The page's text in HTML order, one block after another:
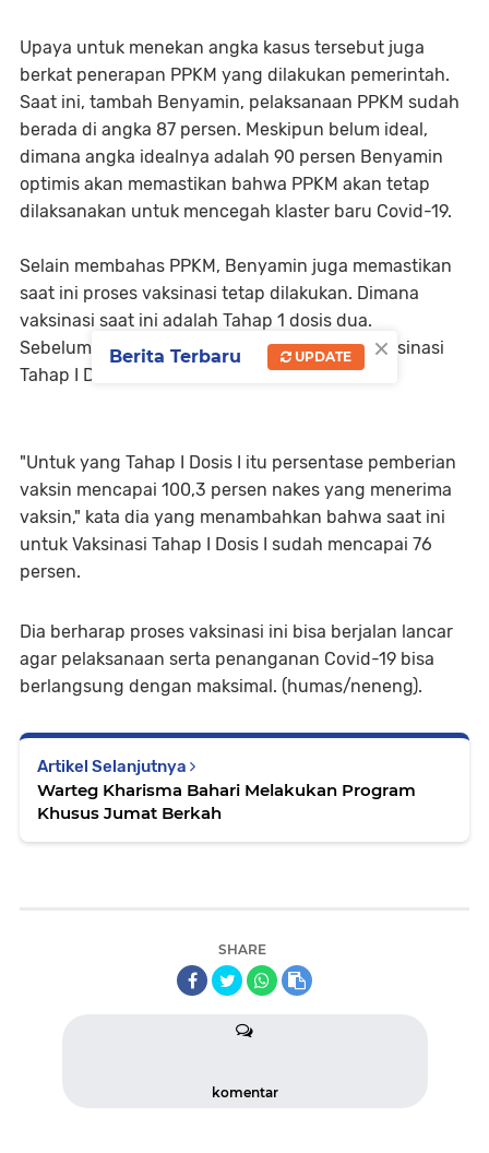
Upaya untuk menekan angka kasus tersebut juga
berkat penerapan PPKM yang dilakukan pemerintah.
Saat ini, tambah Benyamin, pelaksanaan PPKM sudah
berada di angka 87 persen. Meskipun belum ideal,
dimana angka idealnya adalah 90 persen Benyamin
optimis akan memastikan bahwa PPKM akan tetap
dilaksanakan untuk mencegah klaster baru Covid-19.
Selain membahas PPKM, Benyamin juga memastikan
saat ini proses vaksinasi tetap dilakukan. Dimana
vaksinasi saat ini adalah Tahap 1 dosis dua.
Sebelumnya Pemkot sudah melaksanakan vaksinasi
Tahap I Dosis I.
"Untuk yang Tahap I Dosis I itu persentase pemberian
vaksin mencapai 100,3 persen nakes yang menerima
vaksin," kata dia yang menambahkan bahwa saat ini
untuk Vaksinasi Tahap I Dosis I sudah mencapai 76
persen.
Dia berharap proses vaksinasi ini bisa berjalan lancar
agar pelaksanaan serta penanganan Covid-19 bisa
berlangsung dengan maksimal. (humas/neneng).
Artikel Selanjutnya
Warteg Kharisma Bahari Melakukan Program
Khusus Jumat Berkah
SHARE
komentar
×
Berita Terbaru UPDATE